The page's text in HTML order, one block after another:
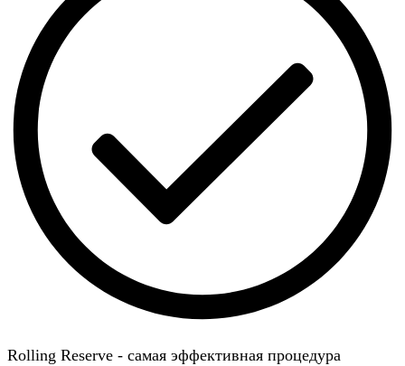
Rolling Reserve - самая эффективная процедура